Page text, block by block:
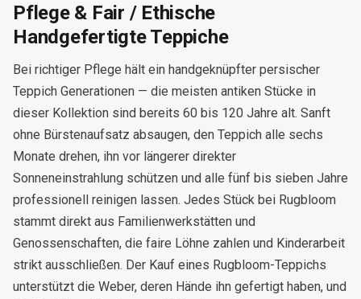
Pflege & Fair / Ethische
Handgefertigte Teppiche
Bei richtiger Pflege hält ein handgeknüpfter persischer
Teppich Generationen — die meisten antiken Stücke in
dieser Kollektion sind bereits 60 bis 120 Jahre alt. Sanft
ohne Bürstenaufsatz absaugen, den Teppich alle sechs
Monate drehen, ihn vor längerer direkter
Sonneneinstrahlung schützen und alle fünf bis sieben Jahre
professionell reinigen lassen. Jedes Stück bei Rugbloom
stammt direkt aus Familienwerkstätten und
Genossenschaften, die faire Löhne zahlen und Kinderarbeit
strikt ausschließen. Der Kauf eines Rugbloom-Teppichs
unterstützt die Weber, deren Hände ihn gefertigt haben, und
Wir verwenden Cookies, um Ihnen die beste
Erfahrung auf unserer Website zu bieten.
Erfahren Sie mehr
Anpassen Nur Essenzielle Alle akzeptieren